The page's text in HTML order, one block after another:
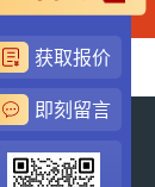
获取报价
即刻留言